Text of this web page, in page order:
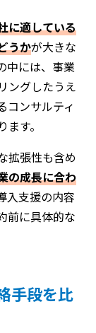
に適している
うかが大きな
中には、事業
ングしたうえ
コンサルティ
す。
拡張性も含め
の成長に合わ
入支援の内容
前に具体的な
手段を比